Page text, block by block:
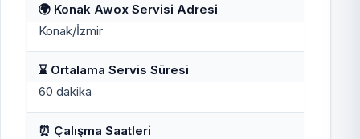
🌍 Konak Awox Servisi Adresi
Konak/İzmir
⌛ Ortalama Servis Süresi
60 dakika
⏰ Çalışma Saatleri